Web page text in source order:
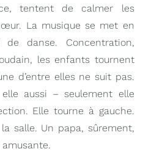
tentent de calmer les
La musique se met en
de danse. Concentration,
les enfants tournent
d’entre elles ne suit pas.
aussi – seulement elle
Elle tourne à gauche.
salle. Un papa, sûrement,